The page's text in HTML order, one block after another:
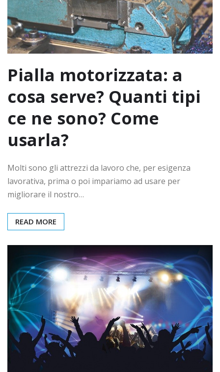
Pialla motorizzata: a
cosa serve? Quanti tipi
ce ne sono? Come
usarla?
Molti sono gli attrezzi da lavoro che, per esigenza
lavorativa, prima o poi impariamo ad usare per
migliorare il nostro…
READ MORE